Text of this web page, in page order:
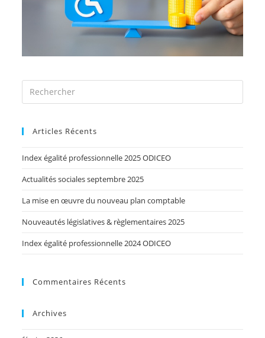
Articles Récents
Index égalité professionnelle 2025 ODICEO
Actualités sociales septembre 2025
La mise en œuvre du nouveau plan comptable
Nouveautés législatives & règlementaires 2025
Index égalité professionnelle 2024 ODICEO
Commentaires Récents
Archives